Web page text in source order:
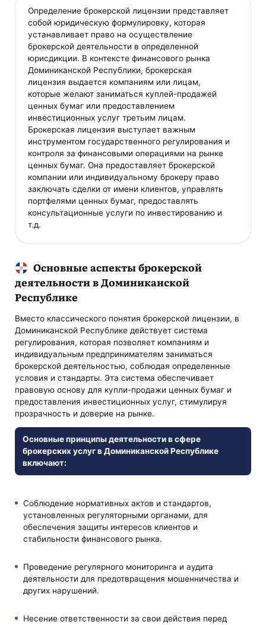
Определение брокерской лицензии представляет
собой юридическую формулировку, которая
устанавливает право на осуществление
брокерской деятельности в определенной
юрисдикции. В контексте финансового рынка
Доминиканской Республики, брокерская
лицензия выдается компаниям или лицам,
которые желают заниматься куплей-продажей
ценных бумаг или предоставлением
инвестиционных услуг третьим лицам.
Брокерская лицензия выступает важным
инструментом государственного регулирования и
контроля за финансовыми операциями на рынке
ценных бумаг. Она предоставляет брокерской
компании или индивидуальному брокеру право
заключать сделки от имени клиентов, управлять
портфелями ценных бумаг, предоставлять
консультационные услуги по инвестированию и
т.д.
Основные аспекты брокерской
деятельности в Доминиканской
Республике
Вместо классического понятия брокерской лицензии, в
Доминиканской Республике действует система
регулирования, которая позволяет компаниям и
индивидуальным предпринимателям заниматься
брокерской деятельностью, соблюдая определенные
условия и стандарты. Эта система обеспечивает
правовую основу для купли-продажи ценных бумаг и
предоставления инвестиционных услуг, стимулируя
прозрачность и доверие на рынке.
Основные принципы деятельности в сфере
брокерских услуг в Доминиканской Республике
включают:
Соблюдение нормативных актов и стандартов,
установленных регуляторными органами, для
обеспечения защиты интересов клиентов и
стабильности финансового рынка.
Проведение регулярного мониторинга и аудита
деятельности для предотвращения мошенничества и
других нарушений.
Несение ответственности за свои действия перед